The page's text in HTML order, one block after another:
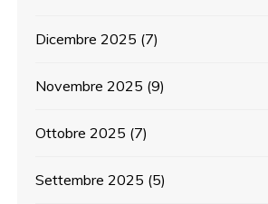
Dicembre 2025 (7)
Novembre 2025 (9)
Ottobre 2025 (7)
Settembre 2025 (5)